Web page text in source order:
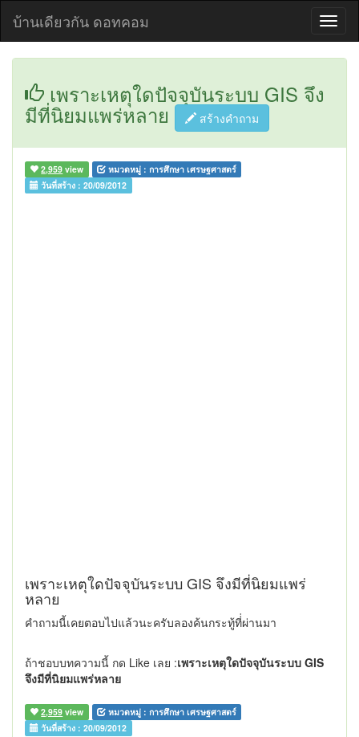
บ้านเดียวกัน ดอทคอม
เพราะเหตุใดปัจจุบันระบบ GIS จึง
มีที่นิยมแพร่หลาย สร้างคำถาม
2,959 view หมวดหมู่ : การศึกษา เศรษฐศาสตร์
วันที่สร้าง :20/09/2012
เพราะเหตุใดปัจจุบันระบบ GIS จึงมีที่นิยมแพร่
หลาย
คำถามนี้เคยตอบไปแล้วนะครับลองค้นกระทู้ที่่ผ่านมา
ถ้าชอบบทความนี้ กด Like เลย :เพราะเหตุใดปัจจุบันระบบ GIS
จึงมีที่นิยมแพร่หลาย
2,959 view หมวดหมู่ : การศึกษา เศรษฐศาสตร์
วันที่สร้าง :20/09/2012